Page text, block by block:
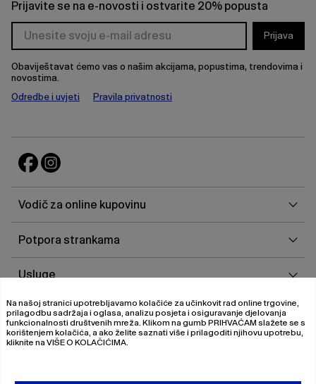
Prijavite se na e-novosti i ostvarite 20% popusta
Prijava
Obaviještavat ćemo vas o našim akcijama, popustima, trendovima i
novostima.
Odredbe i uvjeti
Pravila privatnosti
Vodič za online kupovinu
Potpora strankama
Usluge
O
O nama
© 2026 Magistrat International Pravila o privatnosti
Na našoj stranici upotrebljavamo kolačiće za učinkovit rad online trgovine,
prilagodbu sadržaja i oglasa, analizu posjeta i osiguravanje djelovanja
funkcionalnosti društvenih mreža. Klikom na gumb PRIHVAĆAM slažete se s
korištenjem kolačića, a ako želite saznati više i prilagoditi njihovu upotrebu,
kliknite na VIŠE O KOLAČIĆIMA.